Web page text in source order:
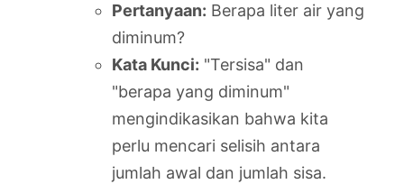
Pertanyaan: Berapa liter air yang
diminum?
Kata Kunci: "Tersisa" dan
"berapa yang diminum"
mengindikasikan bahwa kita
perlu mencari selisih antara
jumlah awal dan jumlah sisa.